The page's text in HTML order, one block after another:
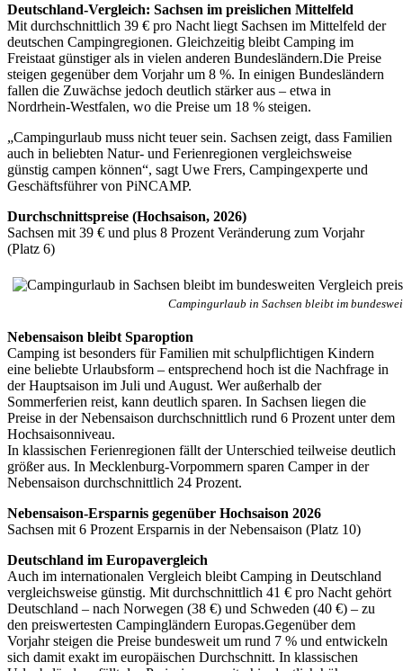
Deutschland-Vergleich: Sachsen im preislichen Mittelfeld
Mit durchschnittlich 39 € pro Nacht liegt Sachsen im Mittelfeld der
deutschen Campingregionen. Gleichzeitig bleibt Camping im
Freistaat günstiger als in vielen anderen Bundesländern.Die Preise
steigen gegenüber dem Vorjahr um 8 %. In einigen Bundesländern
fallen die Zuwächse jedoch deutlich stärker aus – etwa in
Nordrhein-Westfalen, wo die Preise um 18 % steigen.
„Campingurlaub muss nicht teuer sein. Sachsen zeigt, dass Familien
auch in beliebten Natur- und Ferienregionen vergleichsweise
günstig campen können“, sagt Uwe Frers, Campingexperte und
Geschäftsführer von PiNCAMP.
Durchschnittspreise (Hochsaison, 2026)
Sachsen mit 39 € und plus 8 Prozent Veränderung zum Vorjahr
(Platz 6)
Campingurlaub in Sachsen bleibt im
Nebensaison bleibt Sparoption
Camping ist besonders für Familien mit schulpflichtigen Kindern
eine beliebte Urlaubsform – entsprechend hoch ist die Nachfrage in
der Hauptsaison im Juli und August. Wer außerhalb der
Sommerferien reist, kann deutlich sparen. In Sachsen liegen die
Preise in der Nebensaison durchschnittlich rund 6 Prozent unter dem
Hochsaisonniveau.
In klassischen Ferienregionen fällt der Unterschied teilweise deutlich
größer aus. In Mecklenburg-Vorpommern sparen Camper in der
Nebensaison durchschnittlich 24 Prozent.
Nebensaison-Ersparnis gegenüber Hochsaison 2026
Sachsen mit 6 Prozent Ersparnis in der Nebensaison (Platz 10)
Deutschland im Europavergleich
Auch im internationalen Vergleich bleibt Camping in Deutschland
vergleichsweise günstig. Mit durchschnittlich 41 € pro Nacht gehört
Deutschland – nach Norwegen (38 €) und Schweden (40 €) – zu
den preiswertesten Campingländern Europas.Gegenüber dem
Vorjahr steigen die Preise bundesweit um rund 7 % und entwickeln
sich damit exakt im europäischen Durchschnitt. In klassischen